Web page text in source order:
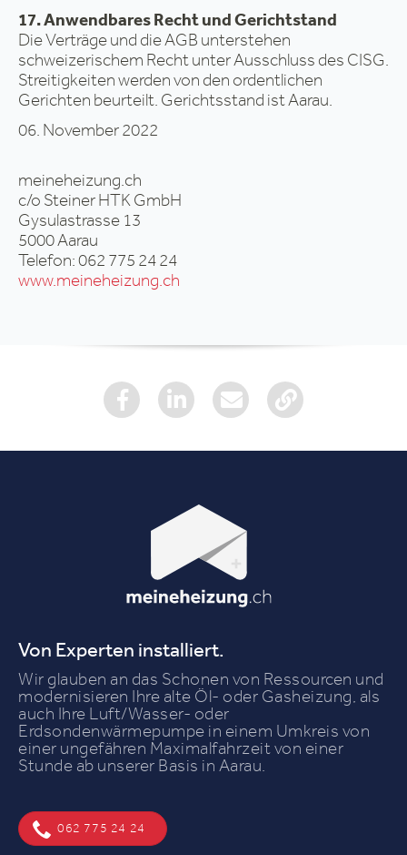
17. Anwendbares Recht und Gerichtstand
Die Verträge und die AGB unterstehen
schweizerischem Recht unter Ausschluss des CISG.
Streitigkeiten werden von den ordentlichen
Gerichten beurteilt. Gerichtsstand ist Aarau.
06. November 2022
meineheizung.ch
c/o Steiner HTK GmbH
Gysulastrasse 13
5000 Aarau
Telefon: 062 775 24 24
www.meineheizung.ch
Von Experten installiert.
Wir glauben an das Schonen von Ressourcen und
modernisieren Ihre alte Öl- oder Gasheizung, als
auch Ihre Luft/Wasser- oder
Erdsondenwärmepumpe in einem Umkreis von
einer ungefähren Maximalfahrzeit von einer
Stunde ab unserer Basis in Aarau.
062 775 24 24